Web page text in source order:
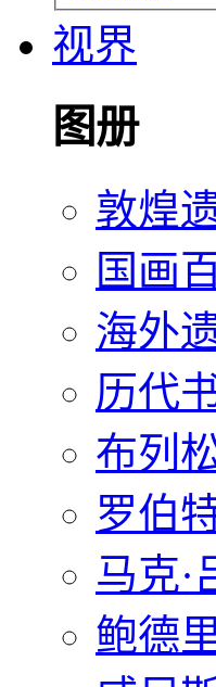
视界
图册
敦煌
国画
海外
历代
布列
罗伯
马克·
鲍德